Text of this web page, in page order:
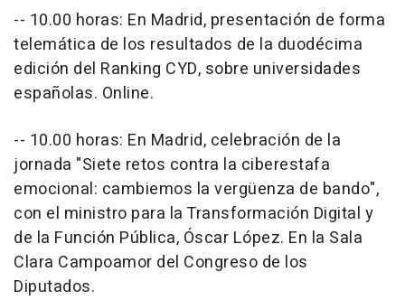
-- 10.00 horas: En Madrid, presentación de forma
telemática de los resultados de la duodécima
edición del Ranking CYD, sobre universidades
españolas. Online.
-- 10.00 horas: En Madrid, celebración de la
jornada "Siete retos contra la ciberestafa
emocional: cambiemos la vergüenza de bando",
con el ministro para la Transformación Digital y
de la Función Pública, Óscar López. En la Sala
Clara Campoamor del Congreso de los
Diputados.